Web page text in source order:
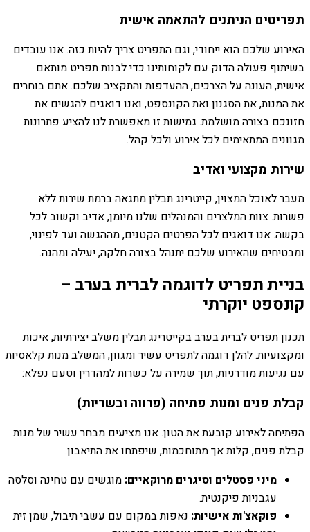
תפריטים הניתנים להתאמה אישית
האירוע שלכם הוא ייחודי, וגם התפריט צריך להיות כזה. אנו עובדים
בשיתוף פעולה הדוק עם לקוחותינו כדי לבנות תפריט מותאם
אישית, העונה על הצרכים, ההעדפות והתקציב שלכם. אתם בוחרים
את המנות, את הסגנון ואת הקונספט, ואנו דואגים להגשים את
חזונכם בצורה מושלמת. גמישות זו מאפשרת לנו להציע פתרונות
מגוונים המתאימים לכל אירוע ולכל קהל.
שירות מקצועי ואדיב
מעבר לאוכל המצוין, קייטרינג תבלין מתגאה ברמת שירות ללא
פשרות. צוות המלצרים והמנהלים שלנו מיומן, אדיב וקשוב לכל
בקשה. אנו דואגים לכל הפרטים הקטנים, מההגשה ועד לפינוי,
ומבטיחים שהאירוע שלכם יתנהל בצורה חלקה, יעילה ומהנה.
בניית תפריט לדוגמה לברית בערב –
קונספט יוקרתי
תכנון תפריט לברית בערב בקייטרינג תבלין משלב יצירתיות, איכות
ומקצועיות. להלן דוגמה לתפריט עשיר ומגוון, המשלב מנות קלאסיות
עם נגיעות מודרניות, תוך שמירה על כשרות למהדרין וטעם נפלא:
קבלת פנים ומנות פתיחה (פרווה ובשריות)
הפתיחה לאירוע קובעת את הטון. אנו מציעים מבחר עשיר של מנות
קבלת פנים, קלות אך מתוחכמות, שיפתחו את התיאבון.
מיני פסטלים וסיגרים מרוקאיים: מוגשים עם טחינה וסלסה
עגבניות פיקנטית.
פוקאצ'ות אישיות: נאפות במקום עם עשבי תיבול, שמן זית